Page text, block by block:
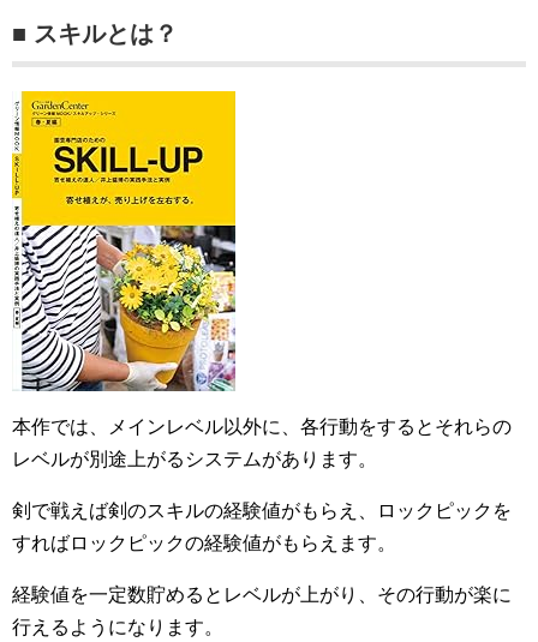
■ スキルとは？
本作では、メインレベル以外に、各行動をするとそれらの
レベルが別途上がるシステムがあります。
剣で戦えば剣のスキルの経験値がもらえ、ロックピックを
すればロックピックの経験値がもらえます。
経験値を一定数貯めるとレベルが上がり、その行動が楽に
行えるようになります。